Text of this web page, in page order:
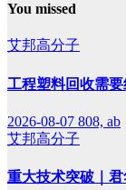
You missed
艾邦高分子
工程塑料回收需
2026-08-07 808, ab
艾邦高分子
重大技术突破｜